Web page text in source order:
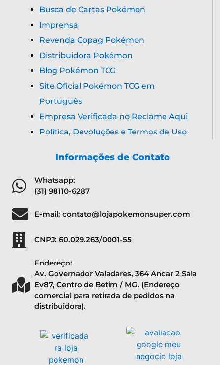
Busca de Cartas Pokémon
Imprensa
Revenda Copag Pokémon
Distribuidora Pokémon
Blog Pokémon TCG
Site Oficial Pokémon TCG em
Português
Empresa Verificada no Reclame Aqui
Política, Devoluções e Termos de Uso
Informações de Contato
Whatsapp:
(31) 98110-6287
E-mail: contato@lojapokemonsuper.com
CNPJ: 60.029.263/0001-55
Endereço:
Av. Governador Valadares, 364 Andar 2 Sala
Ev87, Centro de Betim / MG. (Endereço
comercial para retirada de pedidos na
distribuidora).